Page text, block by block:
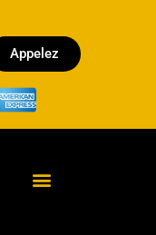
Appelez